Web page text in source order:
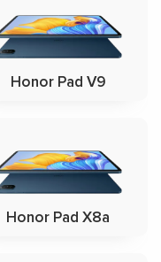
Honor Pad V9
Honor Pad X8a